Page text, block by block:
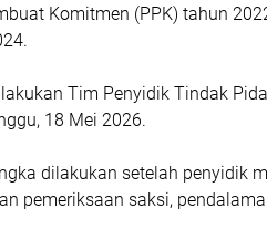
Komitmen (PPK) tahun
Tim Penyidik Tindak
18 Mei 2026.
dilakukan setelah penyidik
pemeriksaan saksi,